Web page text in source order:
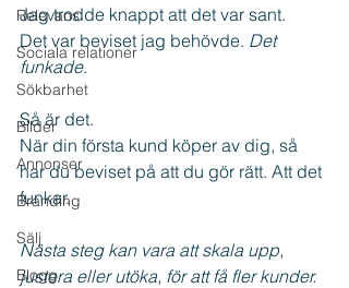
Relevans
Sociala relationer
Sökbarhet
Bilder
Annonser
Branding
Sälj
Blogg
Jag trodde knappt att det var sant.
Det var beviset jag behövde. Det
funkade.
Så är det.
När din första kund köper av dig, så
har du beviset på att du gör rätt. Att det
funkar.
Nästa steg kan vara att skala upp,
justera eller utöka, för att få fler kunder.